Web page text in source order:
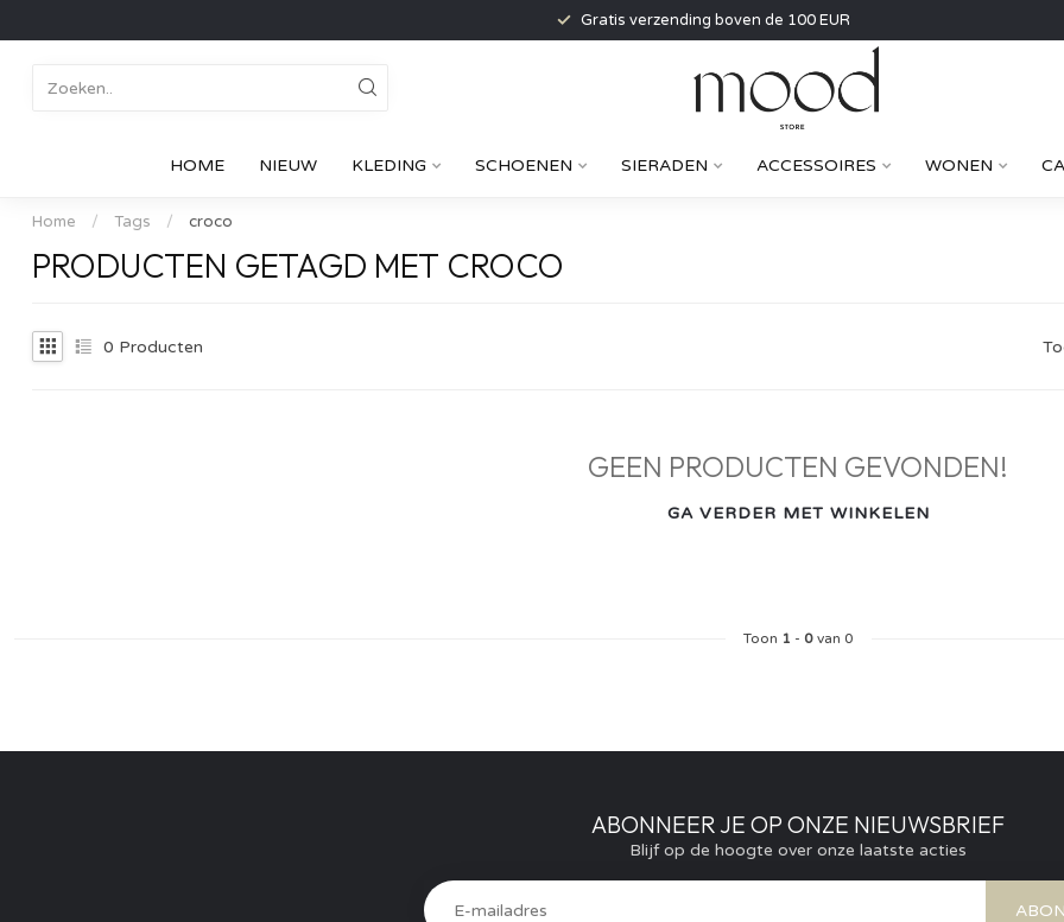
Gratis verzending boven de 100 EUR
HOME NIEUW KLEDING SCHOENEN SIERADEN ACCESSOIRES WONEN
Home / Tags / croco
PRODUCTEN GETAGD MET CROCO
0 Producten
GEEN PRODUCTEN GEVONDEN!
GA VERDER MET WINKELEN
Toon 1 - 0van 0
ABONNEER JE OP ONZE NIEUWSBRIEF
Blijf op de hoogte over onze laatste acties